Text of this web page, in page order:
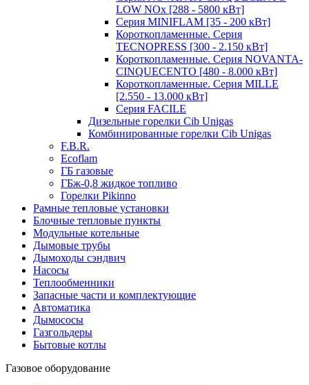
LOW NOx [288 - 5800 кВт]
Серия MINIFLAM [35 - 200 кВт]
Короткопламенные. Серия
TECNOPRESS [300 - 2.150 кВт]
Короткопламенные. Серия NOVANTA-
CINQUECENTO [480 - 8.000 кВт]
Короткопламенные. Серия MILLE
[2.550 - 13.000 кВт]
Серия FACILE
Дизельные горелки Cib Unigas
Комбинированные горелки Cib Unigas
F.B.R.
Ecoflam
ГБ газовые
ГБж-0,8 жидкое топливо
Горелки Pikinno
Рамные тепловые установки
Блочные тепловые пункты
Модульные котельные
Дымовые трубы
Дымоходы сэндвич
Насосы
Теплообменники
Запасные части и комплектующие
Автоматика
Дымососы
Газгольдеры
Бытовые котлы
Газовое оборудование